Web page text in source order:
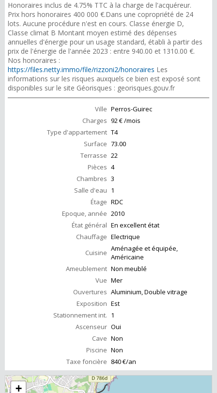
Honoraires inclus de 4.75% TTC à la charge de l'acquéreur.
Prix hors honoraires 400 000 €.Dans une copropriété de 24
lots. Aucune procédure n'est en cours. Classe énergie D,
Classe climat B Montant moyen estimé des dépenses
annuelles d'énergie pour un usage standard, établi à partir des
prix de l'énergie de l'année 2023 : entre 940.00 et 1310.00 €.
Nos honoraires :
https://files.netty.immo/file/rizzoni2/honoraires Les
informations sur les risques auxquels ce bien est exposé sont
disponibles sur le site Géorisques : georisques.gouv.fr
Ville Perros-Guirec
Charges 92 € /mois
Type d'appartement T4
Surface 73.00
Terrasse 22
Pièces 4
Chambres 3
Salle d'eau 1
Étage RDC
Epoque, année 2010
État général En excellent état
Chauffage Electrique
Cuisine Aménagée et équipée,
Américaine
Ameublement Non meublé
Vue Mer
Ouvertures Aluminium, Double vitrage
Exposition Est
Stationnement int. 1
Ascenseur Oui
Cave Non
Piscine Non
Taxe foncière 840 €/an
+